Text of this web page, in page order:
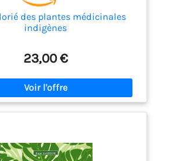
des plantes médicinales
indigènes
23,00 €